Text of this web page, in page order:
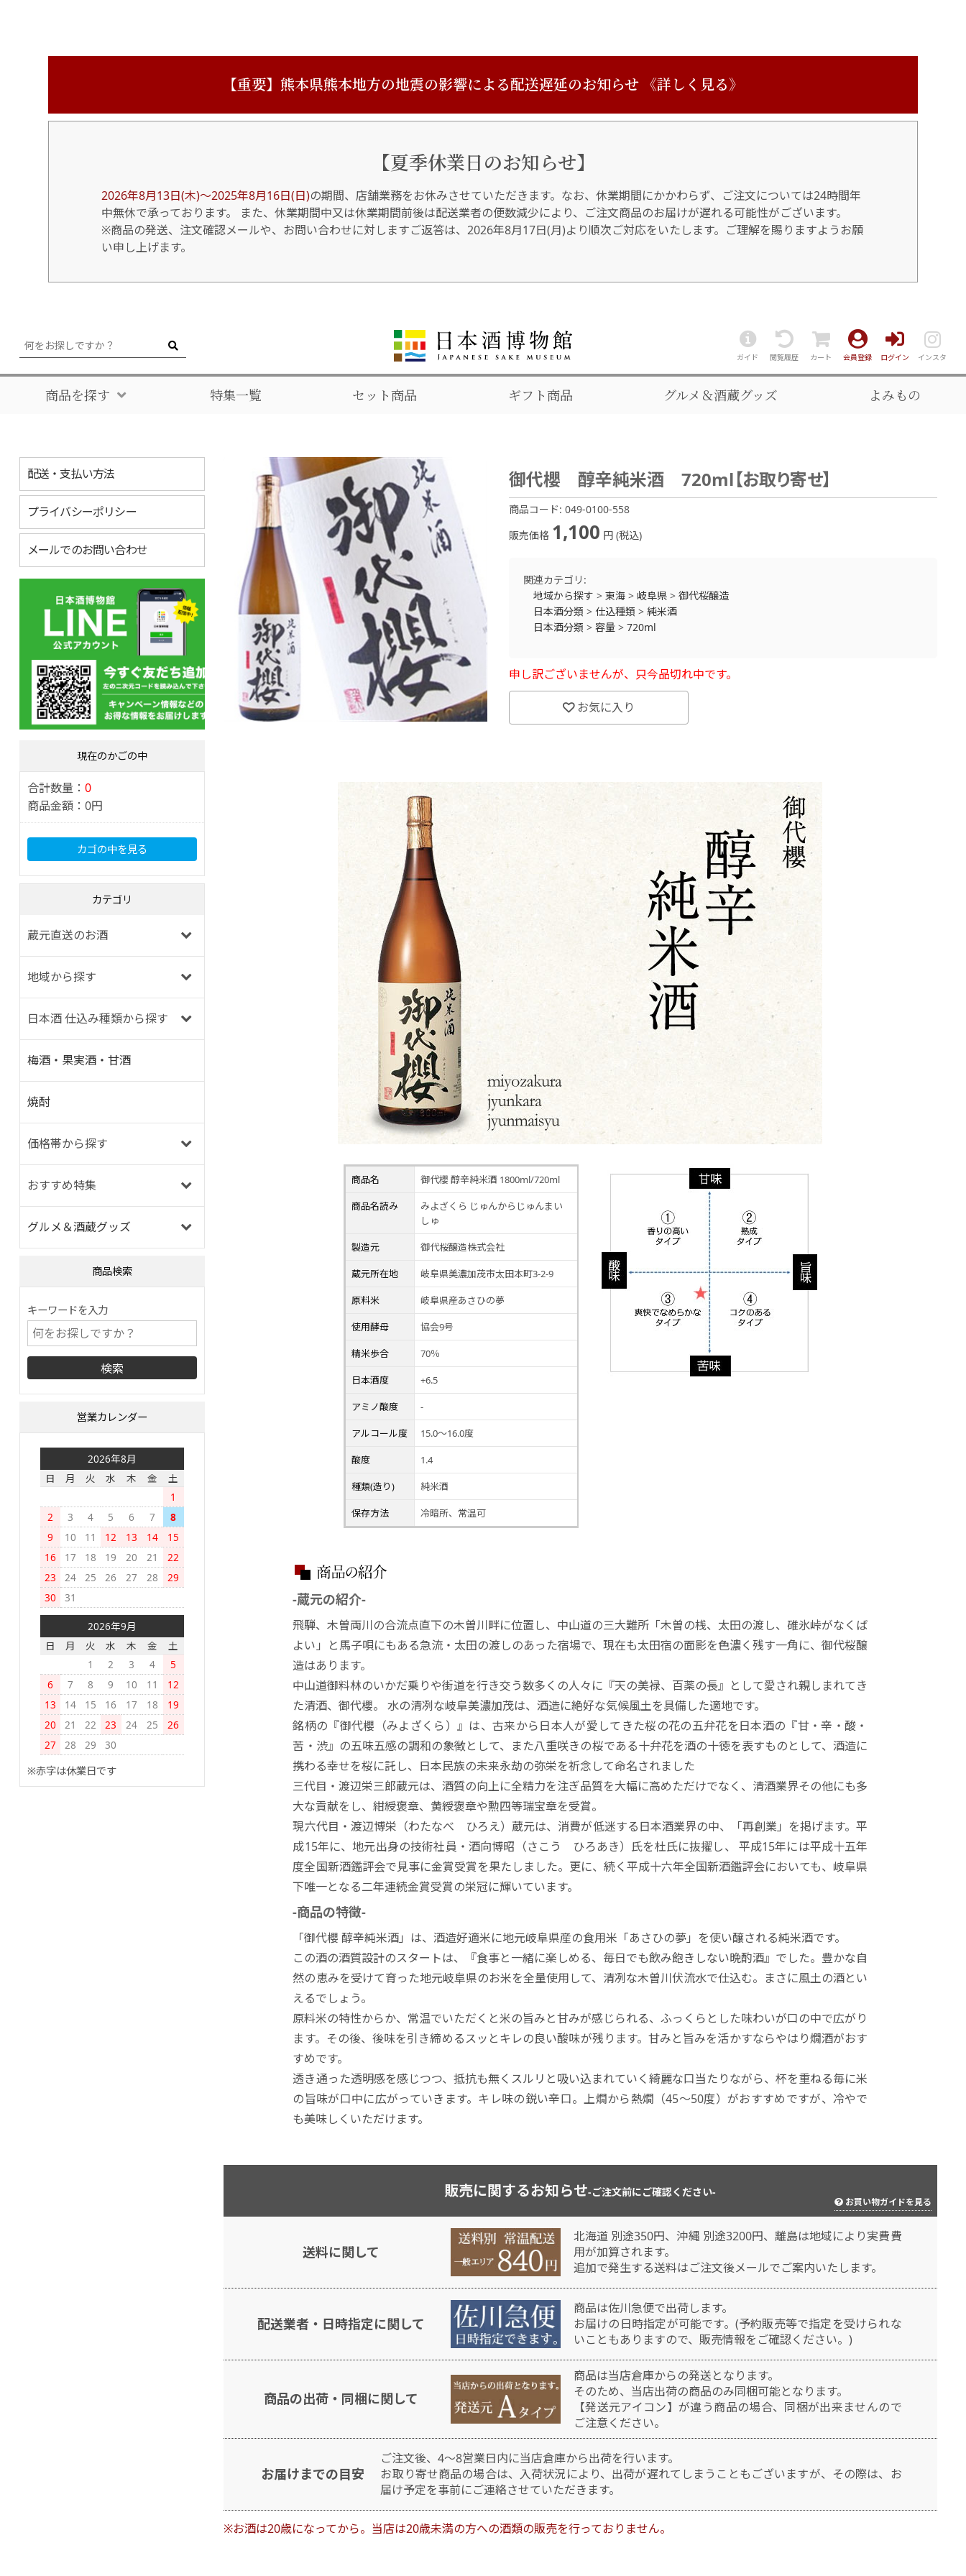
【重要】熊本県熊本地方の地震の影響による配送遅延のお知らせ 《詳しく見る》
【夏季休業日のお知らせ】
2026年8月13日(木)～2025年8月16日(日)の期間、店舗業務をお休みさせていただきます。なお、休業期間にかかわらず、ご注文については24時間年
中無休で承っております。 また、休業期間中又は休業期間前後は配送業者の便数減少により、ご注文商品のお届けが遅れる可能性がございます。
※商品の発送、注文確認メールや、お問い合わせに対しますご返答は、2026年8月17日(月)より順次ご対応をいたします。ご理解を賜りますようお願
い申し上げます。
ガイド 閲覧履歴 カート 会員登録 ログイン インスタ
商品を探す 特集一覧 セット商品 ギフト商品 グルメ＆酒蔵グッズ よみもの
配送・支払い方法
プライバシーポリシー
メールでのお問い合わせ
現在のかごの中
合計数量： 0
商品金額： 0円
カゴの中を見る
カテゴリ
蔵元直送のお酒
地域から探す
日本酒 仕込み種類から探す
梅酒・果実酒・甘酒
焼酎
価格帯から探す
おすすめ特集
グルメ＆酒蔵グッズ
商品検索
キーワードを入力
営業カレンダー
2026年8月
日
月 火 水 木 金
土
1
2
3 4 5 6 7
8
9
10 11 12 13 14
15
16
17 18 19 20 21
22
23
24 25 26 27 28
29
30
31
2026年9月
日
月 火 水 木 金
土
1
2 3 4
5
6
7 8 9 10 11
12
13
14 15 16 17 18
19
20
21 22 23 24 25
26
27
28 29
30
※赤字は休業日です
御代櫻 醇辛純米酒 720ml【お取り寄せ】
商品コード: 049-0100-558
販売価格 1,100 円 (税込)
関連カテゴリ:
地域から探す >東海 > 岐阜県 >御代桜醸造
日本酒分類 > 仕込種類 >純米酒
日本酒分類 >容量 >720ml
申し訳ございませんが、只今品切れ中です。
お気に入り
商品名 御代櫻 醇辛純米酒 1800ml/720ml
商品名読み
みよざくら じゅんからじゅんまい
しゅ
製造元 御代桜醸造株式会社
蔵元所在地 岐阜県美濃加茂市太田本町3-2-9
原料米 岐阜県産あさひの夢
使用酵母 協会9号
精米歩合 70％
日本酒度 +6.5
アミノ酸度 -
アルコール度 15.0～16.0度
酸度 1.4
種類(造り) 純米酒
保存方法 冷暗所、常温可
-蔵元の紹介-
飛騨、木曽両川の合流点直下の木曽川畔に位置し、中山道の三大難所「木曽の桟、太田の渡し、碓氷峠がなくば
よい」と馬子唄にもある急流・太田の渡しのあった宿場で、現在も太田宿の面影を色濃く残す一角に、御代桜醸
造はあります。
中山道御料林のいかだ乗りや街道を行き交う数多くの人々に『天の美禄、百薬の長』として愛され親しまれてき
た清酒、御代櫻。 水の清冽な岐阜美濃加茂は、酒造に絶好な気候風土を具備した適地です。
銘柄の『御代櫻（みよざくら）』は、古来から日本人が愛してきた桜の花の五弁花を日本酒の『甘・辛・酸・
苦・渋』の五味五感の調和の象徴として、また八重咲きの桜である十弁花を酒の十徳を表すものとして、酒造に
携わる幸せを桜に託し、日本民族の未来永劫の弥栄を祈念して命名されました
三代目・渡辺栄三郎蔵元は、酒質の向上に全精力を注ぎ品質を大幅に高めただけでなく、清酒業界その他にも多
大な貢献をし、紺綬褒章、黄綬褒章や勲四等瑞宝章を受賞。
現六代目・渡辺博栄（わたなべ ひろえ）蔵元は、消費が低迷する日本酒業界の中、「再創業」を掲げます。平
成15年に、地元出身の技術社員・酒向博昭（さこう ひろあき）氏を杜氏に抜擢し、 平成15年には平成十五年
度全国新酒鑑評会で見事に金賞受賞を果たしました。更に、続く平成十六年全国新酒鑑評会においても、岐阜県
下唯一となる二年連続金賞受賞の栄冠に輝いています。
-商品の特徴-
「御代櫻 醇辛純米酒」は、酒造好適米に地元岐阜県産の食用米「あさひの夢」を使い醸される純米酒です。
この酒の酒質設計のスタートは、『食事と一緒に楽しめる、毎日でも飲み飽きしない晩酌酒』でした。豊かな自
然の恵みを受けて育った地元岐阜県のお米を全量使用して、清冽な木曽川伏流水で仕込む。まさに風土の酒とい
えるでしょう。
原料米の特性からか、常温でいただくと米の旨みと甘みが感じられる、ふっくらとした味わいが口の中で広がり
ます。その後、後味を引き締めるスッとキレの良い酸味が残ります。甘みと旨みを活かすならやはり燗酒がおす
すめです。
透き通った透明感を感じつつ、抵抗も無くスルリと吸い込まれていく綺麗な口当たりながら、杯を重ねる毎に米
の旨味が口中に広がっていきます。キレ味の鋭い辛口。上燗から熱燗（45～50度）がおすすめですが、冷やで
も美味しくいただけます。
販売に関するお知らせ-ご注文前にご確認ください-
お買い物ガイドを見る
送料に関して
北海道 別途350円、沖縄 別途3200円、離島は地域により実費費
用が加算されます。
追加で発生する送料はご注文後メールでご案内いたします。
配送業者・日時指定に関して
商品は佐川急便で出荷します。
お届けの日時指定が可能です。(予約販売等で指定を受けられな
いこともありますので、販売情報をご確認ください。)
商品の出荷・同梱に関して
商品は当店倉庫からの発送となります。
そのため、当店出荷の商品のみ同梱可能となります。
【発送元アイコン】が違う商品の場合、同梱が出来ませんので
ご注意ください。
お届けまでの目安
ご注文後、4～8営業日内に当店倉庫から出荷を行います。
お取り寄せ商品の場合は、入荷状況により、出荷が遅れてしまうこともございますが、その際は、お
届け予定を事前にご連絡させていただきます。
※お酒は20歳になってから。当店は20歳未満の方への酒類の販売を行っておりません。